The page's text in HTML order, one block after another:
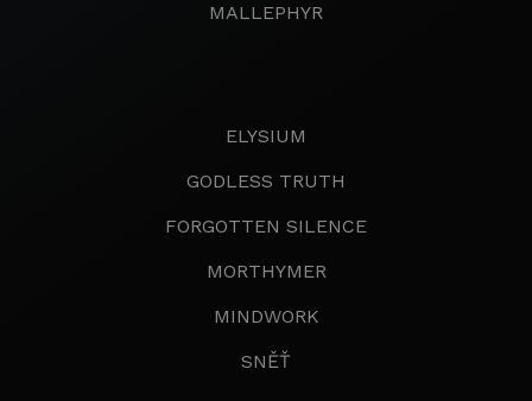
MALLEPHYR
ELYSIUM
GODLESS TRUTH
FORGOTTEN SILENCE
MORTHYMER
MINDWORK
SNĚŤ